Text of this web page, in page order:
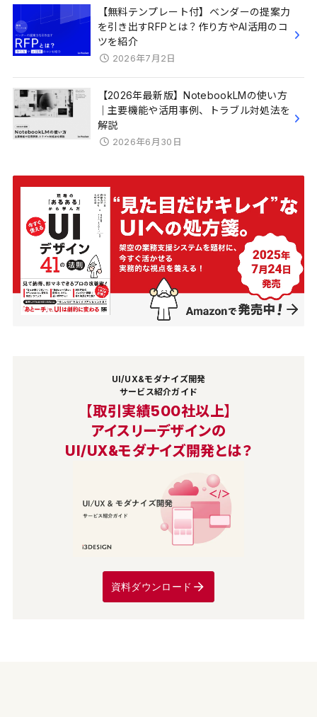
【無料テンプレート付】ベンダーの提案力
を引き出すRFPとは？作り方やAI活用のコ
ツを紹介
2026年7月2日
【2026年最新版】NotebookLMの使い方
｜主要機能や活用事例、トラブル対処法を
解説
2026年6月30日
UI/UX&モダナイズ開発
サービス紹介ガイド
【取引実績500社以上】
アイスリーデザインの
UI/UX&モダナイズ開発とは？
資料ダウンロード